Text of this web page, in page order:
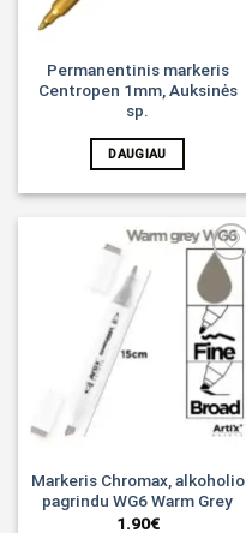
Permanentinis markeris
Centropen 1mm, Auksinės
sp.
DAUGIAU
Noriu!
Markeris Chromax, alkoholio
pagrindu WG6 Warm Grey
1.90€